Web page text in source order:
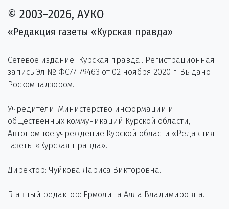
© 2003–2026, АУКО
«Редакция газеты «Курская правда»
Сетевое издание "Курская правда". Регистрационная
запись Эл № ФС77-79463 от 02 ноября 2020 г. Выдано
Роскомнадзором.
Учредители: Министерство информации и
общественных коммуникаций Курской области,
Автономное учреждение Курской области «Редакция
газеты «Курская правда».
Директор: Чуйкова Лариса Викторовна.
Главный редактор: Ермолина Алла Владимировна.